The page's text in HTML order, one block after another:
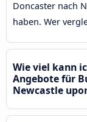
Doncaster nach
haben. Wer
Wie viel kann
Angebote für
Newcastle